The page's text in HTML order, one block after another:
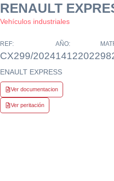
RENAULT
Vehículos industriales
REF:
CX299/2024
AÑO:
14122022
EXPRESS
Ver documentacion
Ver peritación